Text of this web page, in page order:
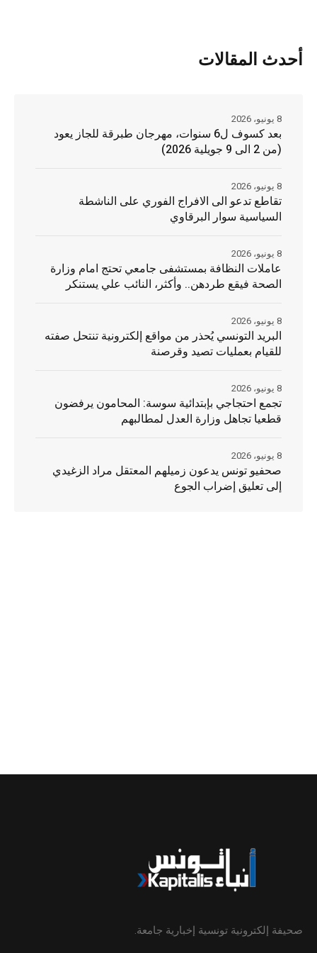
أحدث المقالات
بعد كسوف ل6 سنوات، مهرجان طبرقة للجاز يعود
(من 2 الى 9 جويلية 2026)
8 يونيو، 2026
تقاطع تدعو الى الافراج الفوري على الناشطة
السياسية سوار البرقاوي
8 يونيو، 2026
عاملات النظافة بمستشفى جامعي تحتج امام وزارة
الصحة فيقع طردهن.. وأكثر، النائب علي يستنكر
8 يونيو، 2026
البريد التونسي يُحذر من مواقع إلكترونية تنتحل صفته
للقيام بعمليات تصيد وقرصنة
8 يونيو، 2026
تجمع احتجاجي بإبتدائية سوسة: المحامون يرفضون
قطعيا تجاهل وزارة العدل لمطالبهم
8 يونيو، 2026
صحفيو تونس يدعون زميلهم المعتقل مراد الزغيدي
إلى تعليق إضراب الجوع
8 يونيو، 2026
صحيفة إلكترونية تونسية إخبارية جامعة.